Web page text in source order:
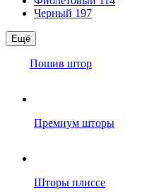
Черный 197
Ещё
Пошив штор
Премиум шторы
Шторы плиссе